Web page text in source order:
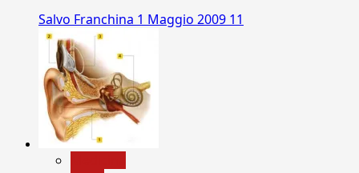
Salvo Franchina 1 Maggio 2009 11